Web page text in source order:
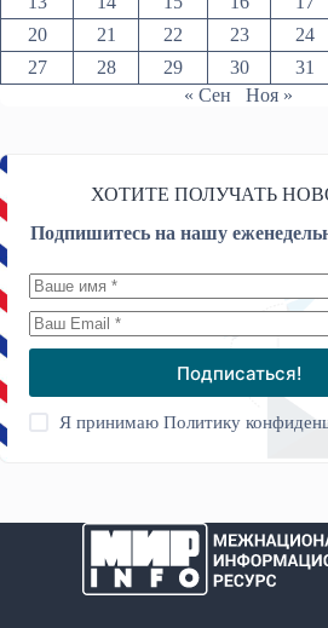
20
21 22 23 24
27
28 29 30
31
« Сен
Ноя »
ХОТИТЕ ПОЛУЧАТЬ
Подпишитесь на нашу
Подписаться!
Я принимаюПолитику